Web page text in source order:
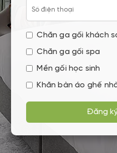
Chăn ga gối khách
Chăn ga gối spa
Mền gối học sinh
Khăn bàn áo ghế
Đăng